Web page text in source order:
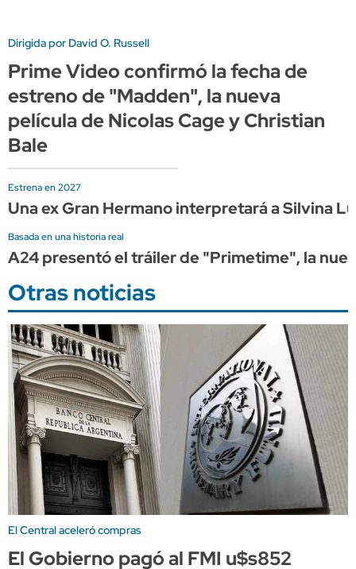
Dirigida por David O. Russell
Prime Video confirmó la fecha de
estreno de "Madden", la nueva
película de Nicolas Cage y Christian
Bale
Estrena en 2027
Una ex Gran Hermano interpretará a Silvina
Basada en una historia real
A24 presentó el tráiler de "Primetime", la
Otras noticias
El Central aceleró compras
El Gobierno pagó al FMI u$s852